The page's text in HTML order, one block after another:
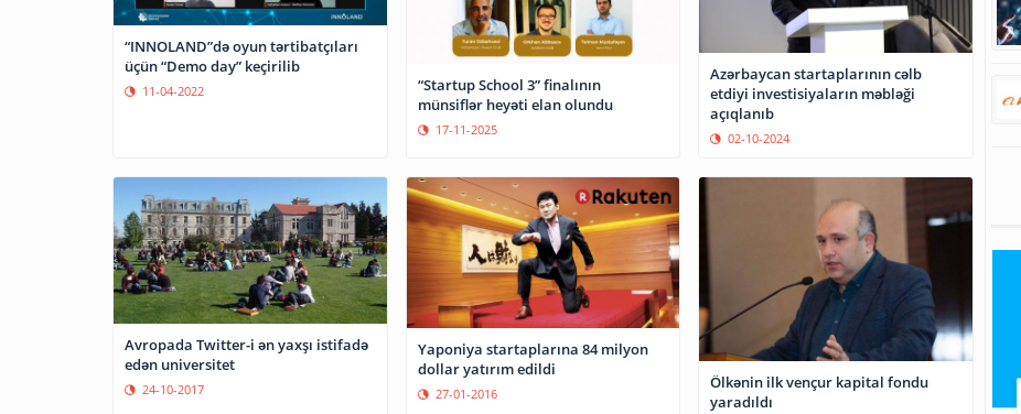
“INNOLAND”də oyun tərtibatçıları
üçün “Demo day” keçirilib
11-04-2022
“Startup School 3” finalının
münsiflər heyəti elan olundu
17-11-2025
Azərbaycan startaplarının cəlb
etdiyi investisiyaların məbləği
açıqlanıb
02-10-2024
Avropada Twitter-i ən yaxşı istifadə
edən universitet
24-10-2017
Yaponiya startaplarına 84 milyon
dollar yatırım edildi
27-01-2016
Ölkənin ilk vençur kapital fondu
yaradıldı